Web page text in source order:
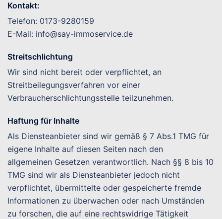
Kontakt:
Telefon: 0173-9280159
E-Mail: info@say-immoservice.de
Streitschlichtung
Wir sind nicht bereit oder verpflichtet, an
Streitbeilegungsverfahren vor einer
Verbraucherschlichtungsstelle teilzunehmen.
Haftung für Inhalte
Als Diensteanbieter sind wir gemäß § 7 Abs.1 TMG für
eigene Inhalte auf diesen Seiten nach den
allgemeinen Gesetzen verantwortlich. Nach §§ 8 bis 10
TMG sind wir als Diensteanbieter jedoch nicht
verpflichtet, übermittelte oder gespeicherte fremde
Informationen zu überwachen oder nach Umständen
zu forschen, die auf eine rechtswidrige Tätigkeit